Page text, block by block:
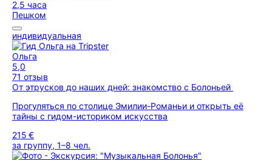
2,5 часа
Пешком
индивидуальная
Ольга
5,0
71 отзыв
От этрусков до наших дней: знакомство с Болоньей
Прогуляться по столице Эмилии-Романьи и открыть её
тайны с гидом-историком искусства
215 €
за группу, 1–8 чел.